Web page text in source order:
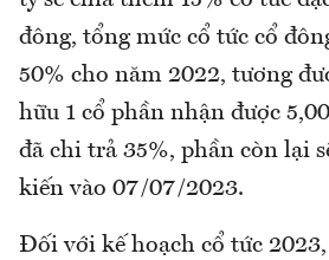
đông, tổng mức cổ tức cổ
50% cho năm 2022, tương
hữu 1 cổ phần nhận được
đã chi trả 35%, phần còn lại
kiến vào 07/07/2023.
Đối với kế hoạch cổ tức